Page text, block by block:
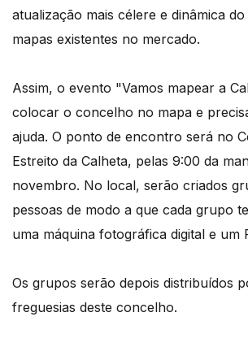
atualização mais célere e dinâmica
mapas existentes no mercado.
Assim, o evento "Vamos mapear a
colocar o concelho no mapa e
ajuda. O ponto de encontro será no
Estreito da Calheta, pelas 9:00 da
novembro. No local, serão criados
pessoas de modo a que cada grupo
uma máquina fotográfica digital e um
Os grupos serão depois distribuídos
freguesias deste concelho.